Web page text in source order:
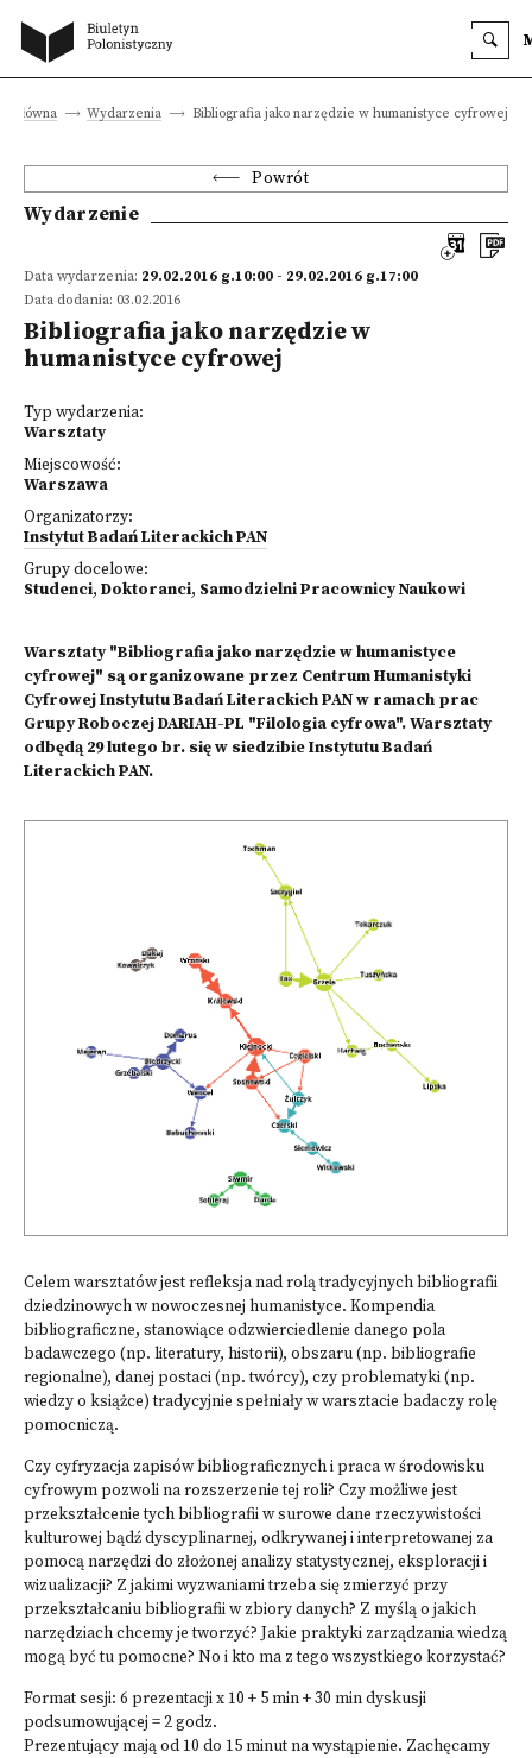
główna Wydarzenia Bibliografia jako narzędzie w humanistyce cyfrowej
Powrót
Wydarzenie
Data wydarzenia: 29.02.2016 g.10:00 - 29.02.2016 g.17:00
Data dodania: 03.02.2016
Bibliografia jako narzędzie w
humanistyce cyfrowej
Typ wydarzenia:
Warsztaty
Miejscowość:
Warszawa
Organizatorzy:
Instytut Badań Literackich PAN
Grupy docelowe:
Studenci, Doktoranci, Samodzielni Pracownicy Naukowi
Warsztaty "Bibliografia jako narzędzie w humanistyce
cyfrowej" są organizowane przez Centrum Humanistyki
Cyfrowej Instytutu Badań Literackich PAN w ramach prac
Grupy Roboczej DARIAH-PL "Filologia cyfrowa". Warsztaty
odbędą 29 lutego br. się w siedzibie Instytutu Badań
Literackich PAN.
Celem warsztatów jest refleksja nad rolą tradycyjnych bibliografii
dziedzinowych w nowoczesnej humanistyce. Kompendia
bibliograficzne, stanowiące odzwierciedlenie danego pola
badawczego (np. literatury, historii), obszaru (np. bibliografie
regionalne), danej postaci (np. twórcy), czy problematyki (np.
wiedzy o książce) tradycyjnie spełniały w warsztacie badaczy rolę
pomocniczą.
Czy cyfryzacja zapisów bibliograficznych i praca w środowisku
cyfrowym pozwoli na rozszerzenie tej roli? Czy możliwe jest
przekształcenie tych bibliografii w surowe dane rzeczywistości
kulturowej bądź dyscyplinarnej, odkrywanej i interpretowanej za
pomocą narzędzi do złożonej analizy statystycznej, eksploracji i
wizualizacji? Z jakimi wyzwaniami trzeba się zmierzyć przy
przekształcaniu bibliografii w zbiory danych? Z myślą o jakich
narzędziach chcemy je tworzyć? Jakie praktyki zarządzania wiedzą
mogą być tu pomocne? No i kto ma z tego wszystkiego korzystać?
Format sesji: 6 prezentacji x 10 + 5 min + 30 min dyskusji
podsumowującej = 2 godz.
Prezentujący mają od 10 do 15 minut na wystąpienie. Zachęcamy